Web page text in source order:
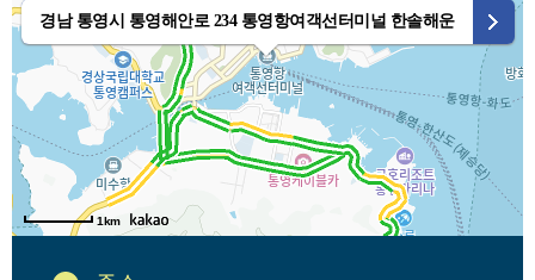
경남 통영시 통영해안로 234 통영항여객선터미널 한솔해운
1km